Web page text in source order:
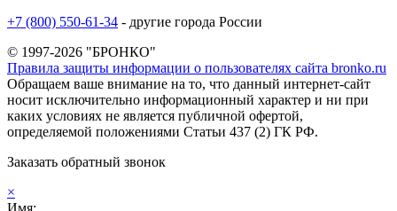
+7 (800) 550-61-34 - другие города России
© 1997-2026 "БРОНКО"
Правила защиты информации о пользователях сайта bronko.ru
Обращаем ваше внимание на то, что данный интернет-сайт
носит исключительно информационный характер и ни при
каких условиях не является публичной офертой,
определяемой положениями Статьи 437 (2) ГК РФ.
Заказать обратный звонок
×
Имя: